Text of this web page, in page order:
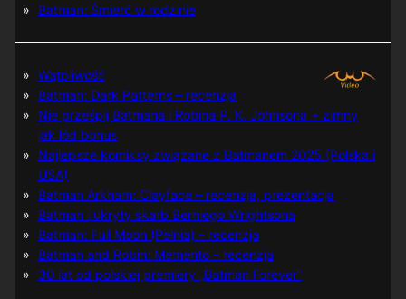
Batman: Śmierć w rodzinie
Wątpliwość
Batman: Dark Patterns – recenzja
Nie prześpij Batmana i Robina P. K. Johnsona + zimny
jak lód bonus
Najlepsze komiksy związane z Batmanem 2025 (Polska i
USA)
Batman Arkham: Clayface – recenzja, prezentacja
Batman i ukryty skarb Berniego Wrightsona
Batman: Full Moon (Pełnia) – recenzja
Batman and Robin: Memento – recenzja
30 lat od polskiej premiery „Batman Forever”